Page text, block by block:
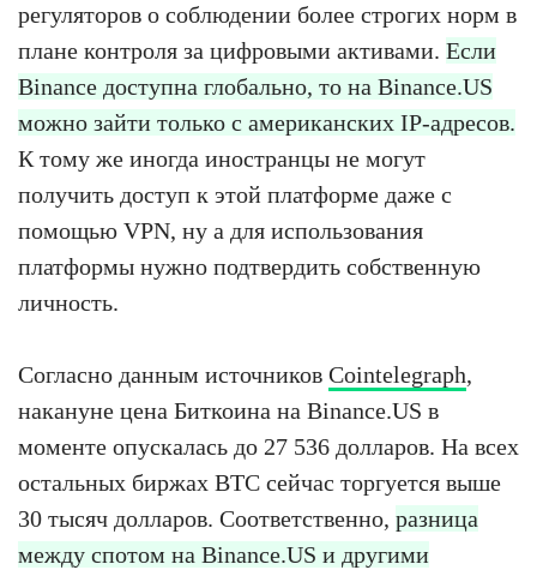
регуляторов о соблюдении более строгих норм в
плане контроля за цифровыми активами. Если
Binance доступна глобально, то на Binance.US
можно зайти только с американских IP-адресов.
К тому же иногда иностранцы не могут
получить доступ к этой платформе даже с
помощью VPN, ну а для использования
платформы нужно подтвердить собственную
личность.
Согласно данным источников Cointelegraph,
накануне цена Биткоина на Binance.US в
моменте опускалась до 27 536 долларов. На всех
остальных биржах BTC сейчас торгуется выше
30 тысяч долларов. Соответственно, разница
между спотом на Binance.US и другими